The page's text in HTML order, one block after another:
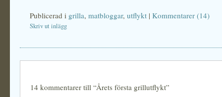
Publicerad i grilla, matbloggar, utflykt | Kommentarer (14)
Skriv ut inlägg
14 kommentarer till “Årets första grillutflykt”